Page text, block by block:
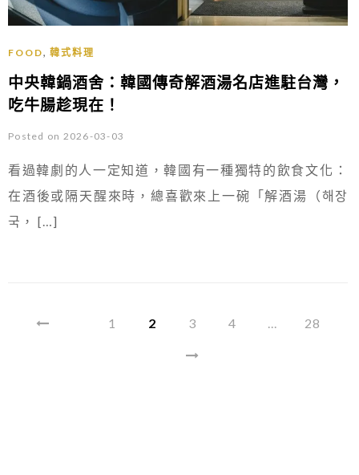
FOOD, 韓式料理
中央韓鍋酒舍：韓國傳奇解酒湯名店進駐台灣，
吃牛腸趁現在！
Posted on 2026-03-03
看過韓劇的人一定知道，韓國有一種獨特的飲食文化：
在酒後或隔天醒來時，總喜歡來上一碗「解酒湯（해장
국， […]
1 2 3 4 ... 28